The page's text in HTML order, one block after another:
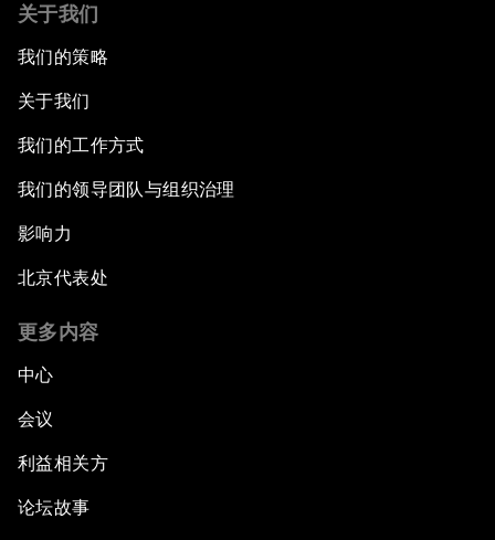
关于我们
我们的策略
关于我们
我们的工作方式
我们的领导团队与组织治理
影响力
北京代表处
更多内容
中心
会议
利益相关方
论坛故事